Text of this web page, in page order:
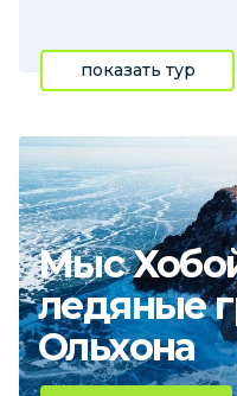
показать тур
Мыс
ледяные
Ольхона